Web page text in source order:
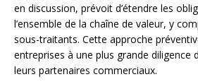
en discussion, prévoit d’étendre les
l’ensemble de la chaîne de valeur, y
sous-traitants. Cette approche
entreprises à une plus grande diligence
leurs partenaires commerciaux.